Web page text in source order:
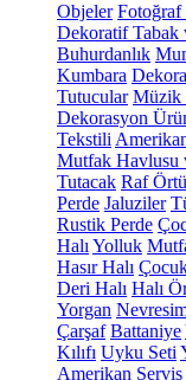
Objeler Fotoğraf
Dekoratif Tabak
Buhurdanlık
Kumbara
Tutucular Müzik
Dekorasyon
Tekstili
Mutfak Havlusu
Tutacak Raf
Perde Jaluziler
Rustik Perde
Halı Yolluk
Hasır Halı
Deri Halı Halı
Yorgan
Çarşaf Battaniye
Kılıfı Uyku Seti
Amerikan Servis